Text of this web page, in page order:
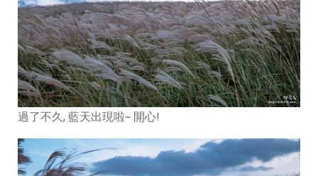
過了不久, 藍天出現啦~ 開心!